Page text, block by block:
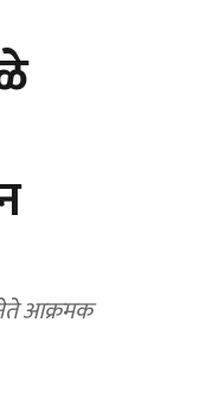
नेते आक्रमक